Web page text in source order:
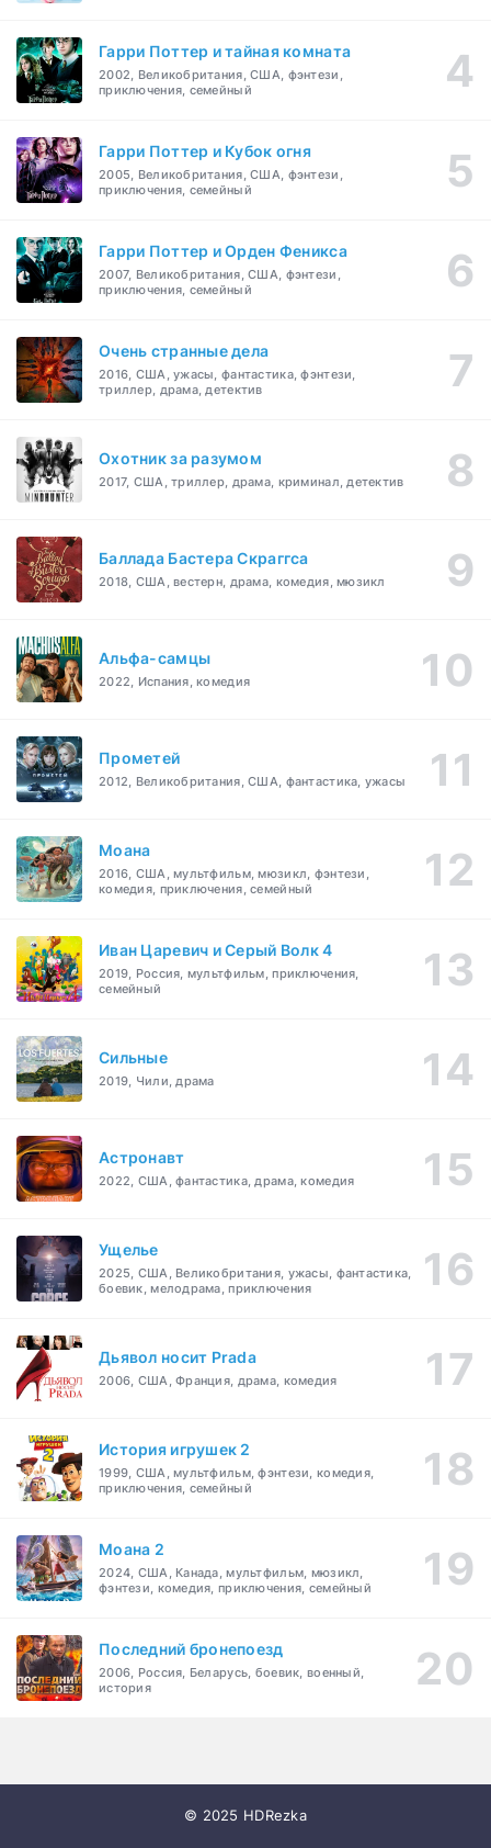
Гарри Поттер и тайная комната
2002, Великобритания, США, фэнтези,
приключения, семейный
Гарри Поттер и Кубок огня
2005, Великобритания, США, фэнтези,
приключения, семейный
Гарри Поттер и Орден Феникса
2007, Великобритания, США, фэнтези,
приключения, семейный
Очень странные дела
2016, США, ужасы, фантастика, фэнтези,
триллер, драма, детектив
Охотник за разумом
2017, США, триллер, драма, криминал, детектив
Баллада Бастера Скраггса
2018, США, вестерн, драма, комедия, мюзикл
Альфа-самцы
2022, Испания, комедия
Прометей
2012, Великобритания, США, фантастика, ужасы
Моана
2016, США, мультфильм, мюзикл, фэнтези,
комедия, приключения, семейный
Иван Царевич и Серый Волк 4
2019, Россия, мультфильм, приключения,
семейный
Сильные
2019, Чили, драма
Астронавт
2022, США, фантастика, драма, комедия
Ущелье
2025, США, Великобритания, ужасы, фантастика,
боевик, мелодрама, приключения
Дьявол носит Prada
2006, США, Франция, драма, комедия
История игрушек 2
1999, США, мультфильм, фэнтези, комедия,
приключения, семейный
Моана 2
2024, США, Канада, мультфильм, мюзикл,
фэнтези, комедия, приключения, семейный
Последний бронепоезд
2006, Россия, Беларусь, боевик, военный,
история
© 2025 HDRezka